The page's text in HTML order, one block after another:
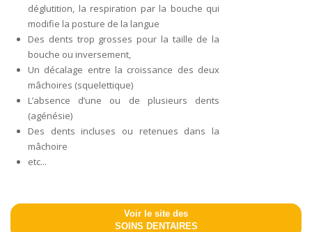
déglutition, la respiration par la bouche qui
modifie la posture de la langue
Des dents trop grosses pour la taille de la
bouche ou inversement,
Un décalage entre la croissance des deux
mâchoires (squelettique)
L’absence d’une ou de plusieurs dents
(agénésie)
Des dents incluses ou retenues dans la
mâchoire
etc...
Voir le site des
SOINS DENTAIRES